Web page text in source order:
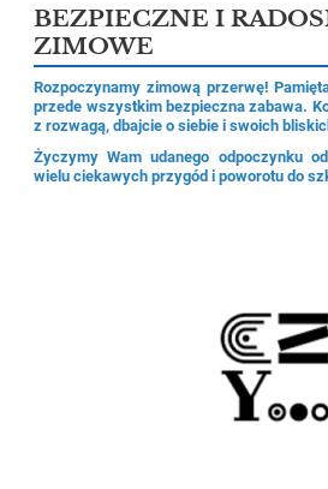
BEZPIECZNE I
ZIMOWE
Rozpoczynamy zimową przerwę!
przede wszystkim bezpieczna zabawa.
z rozwagą, dbajcie o siebie i swoich
Życzymy Wam udanego odpoczynku
wielu ciekawych przygód i poworotu do